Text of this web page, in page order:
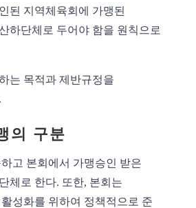
된 지역체육회에 가맹된
하단체로 두어야 함을 원칙으로
는 목적과 제반규정을
의 구분
고 본회에서 가맹승인 받은
체로 한다. 또한, 본회는
성화를 위하여 정책적으로 준